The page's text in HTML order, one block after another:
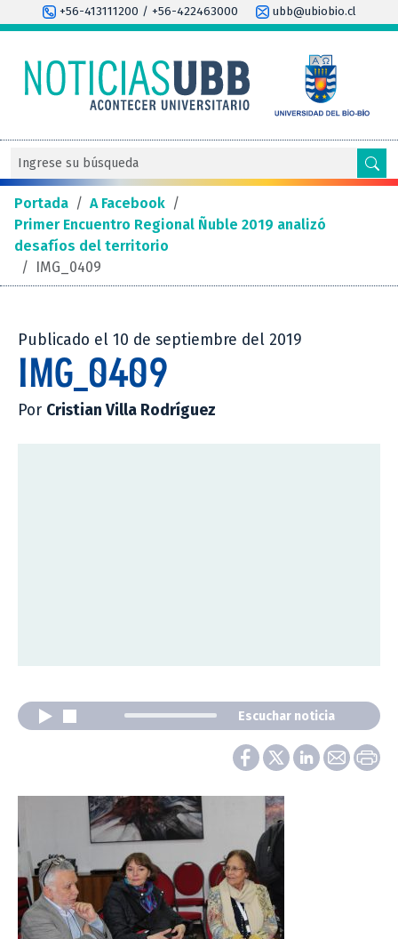
+56-413111200 / +56-422463000 ubb@ubiobio.cl
Portada / A Facebook /
Primer Encuentro Regional Ñuble 2019 analizó
desafíos del territorio
/ IMG_0409
Publicado el 10 de septiembre del 2019
IMG_0409
Por Cristian Villa Rodríguez
Escuchar noticia